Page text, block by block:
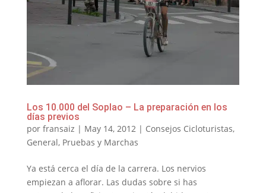
Los 10.000 del Soplao – La preparación en los
días previos
por fransaiz | May 14, 2012 | Consejos Cicloturistas,
General, Pruebas y Marchas
Ya está cerca el día de la carrera. Los nervios
empiezan a aflorar. Las dudas sobre si has